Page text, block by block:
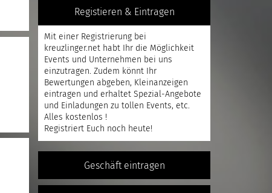
Registieren & Eintragen
Mit einer Registrierung bei
kreuzlinger.net habt Ihr die Möglichkeit
Events und Unternehmen bei uns
einzutragen. Zudem könnt Ihr
Bewertungen abgeben, Kleinanzeigen
eintragen und erhaltet Spezial-Angebote
und Einladungen zu tollen Events, etc.
Alles kostenlos !
Registriert Euch noch heute!
Geschäft eintragen